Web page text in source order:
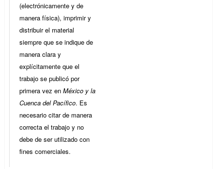
(electrónicamente y de
manera física), imprimir y
distribuir el material
siempre que se indique de
manera clara y
explícitamente que el
trabajo se publicó por
primera vez en México y la
Cuenca del Pacífico. Es
necesario citar de manera
correcta el trabajo y no
debe de ser utilizado con
fines comerciales.